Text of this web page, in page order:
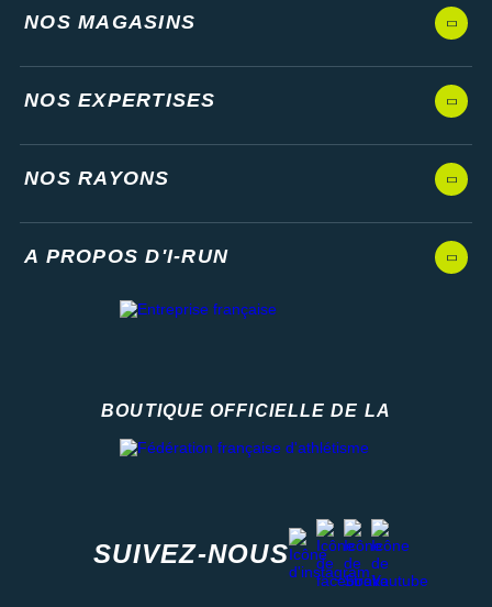
NOS MAGASINS
NOS EXPERTISES
NOS RAYONS
A PROPOS D'I-RUN
BOUTIQUE OFFICIELLE DE LA
SUIVEZ-NOUS
instagram
facebook
stravayoutube